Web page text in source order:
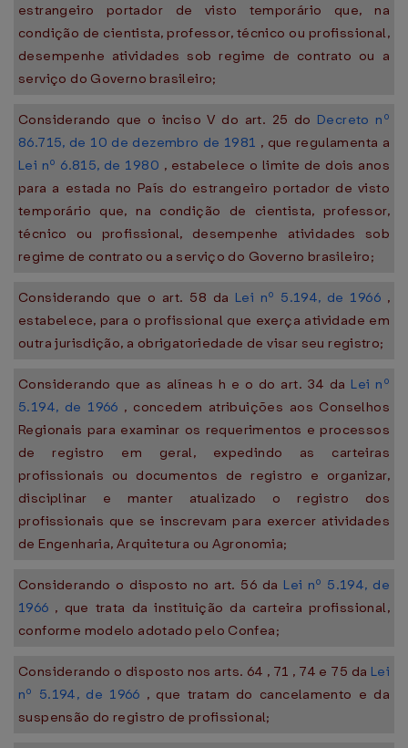
estrangeiro portador de visto temporário que, na
condição de cientista, professor, técnico ou profissional,
desempenhe atividades sob regime de contrato ou a
serviço do Governo brasileiro;
Considerando que o inciso V do art. 25 do Decreto nº
86.715, de 10 de dezembro de 1981 , que regulamenta a
Lei nº 6.815, de 1980 , estabelece o limite de dois anos
para a estada no País do estrangeiro portador de visto
temporário que, na condição de cientista, professor,
técnico ou profissional, desempenhe atividades sob
regime de contrato ou a serviço do Governo brasileiro;
Considerando que o art. 58 da Lei nº 5.194, de 1966 ,
estabelece, para o profissional que exerça atividade em
outra jurisdição, a obrigatoriedade de visar seu registro;
Considerando que as alíneas h e o do art. 34 da Lei nº
5.194, de 1966 , concedem atribuições aos Conselhos
Regionais para examinar os requerimentos e processos
de registro em geral, expedindo as carteiras
profissionais ou documentos de registro e organizar,
disciplinar e manter atualizado o registro dos
profissionais que se inscrevam para exercer atividades
de Engenharia, Arquitetura ou Agronomia;
Considerando o disposto no art. 56 da Lei nº 5.194, de
1966 , que trata da instituição da carteira profissional,
conforme modelo adotado pelo Confea;
Considerando o disposto nos arts. 64 , 71 , 74 e 75 da Lei
nº 5.194, de 1966 , que tratam do cancelamento e da
suspensão do registro de profissional;